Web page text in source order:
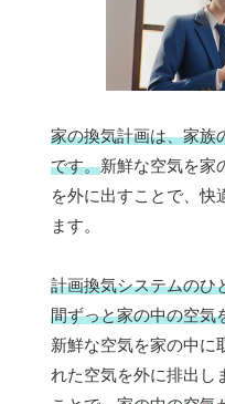
家の換気計画は、家族
です。新鮮な空気を家
を外に出すことで、快
ます。
計画換気システムのひ
間ずっと家の中の空気
新鮮な空気を家の中に
れた空気を外に排出し